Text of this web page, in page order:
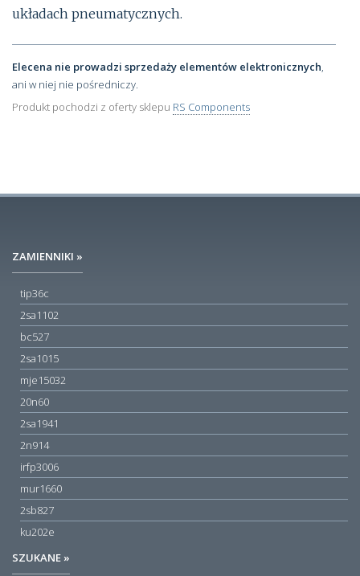
układach pneumatycznych.
Elecena nie prowadzi sprzedaży elementów elektronicznych
ani w niej nie pośredniczy.
Produkt pochodzi z oferty sklepu RS Components
ZAMIENNIKI »
tip36c
2sa1102
bc527
2sa1015
mje15032
20n60
2sa1941
2n914
irfp3006
mur1660
2sb827
ku202e
SZUKANE »